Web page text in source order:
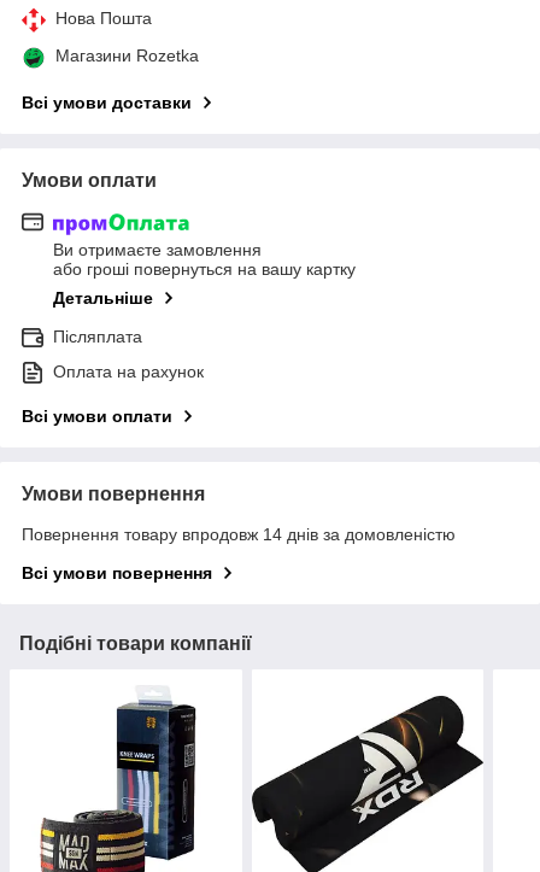
Нова Пошта
Магазини Rozetka
Всі умови доставки
Умови оплати
Ви отримаєте замовлення
або гроші повернуться на вашу картку
Детальніше
Післяплата
Оплата на рахунок
Всі умови оплати
Умови повернення
Повернення товару впродовж 14 днів за домовленістю
Всі умови повернення
Подібні товари компанії